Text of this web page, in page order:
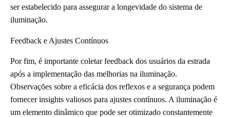
ser estabelecido para assegurar a longevidade do sistema de
iluminação.
Feedback e Ajustes Contínuos
Por fim, é importante coletar feedback dos usuários da estrada
após a implementação das melhorias na iluminação.
Observações sobre a eficácia dos reflexos e a segurança podem
fornecer insights valiosos para ajustes contínuos. A iluminação é
um elemento dinâmico que pode ser otimizado constantemente